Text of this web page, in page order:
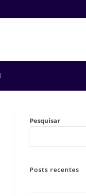
Pesquisar
Posts recentes